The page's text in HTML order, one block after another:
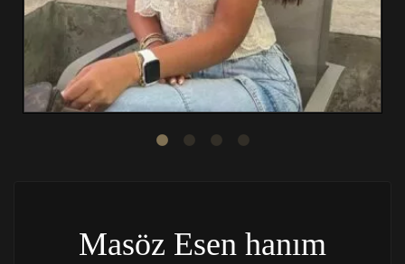
Masöz Esen hanım